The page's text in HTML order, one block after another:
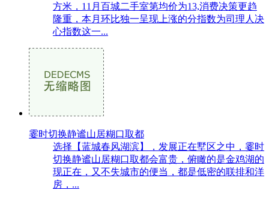
方米，11月百城二手室第均价为13,消费决策更趋
隆重，本月环比独一呈现上涨的分指数为司理人决
心指数这一...
霎时切换静谧山居糊口取都
选择【蓝城春风湖滨】，发展正在墅区之中，霎时
切换静谧山居糊口取都会富贵，俯瞰的是金鸡湖的
现正在，又不失城市的便当，都是低密的联排和洋
房，...